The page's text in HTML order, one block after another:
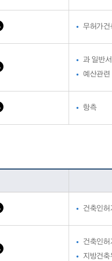
무허가건
과 일반
예산관련
항측
건축인허
건축인
지방건축